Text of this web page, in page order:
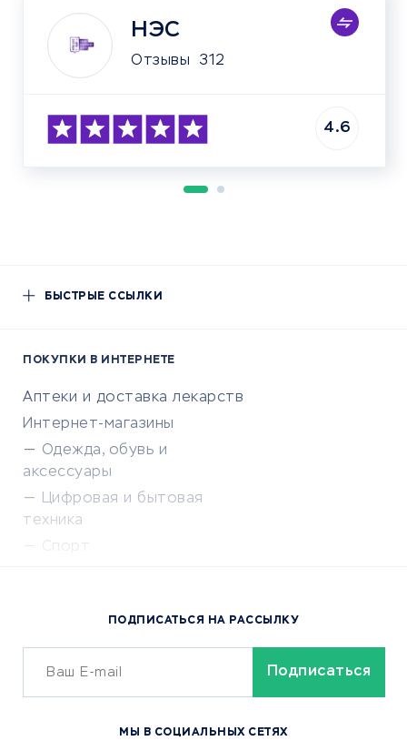
НЭС
Отзывы 312
4.6
БЫСТРЫЕ ССЫЛКИ
ПОКУПКИ В ИНТЕРНЕТЕ
Аптеки и доставка лекарств
Интернет-магазины
Одежда, обувь и
аксессуары
Цифровая и бытовая
техника
Спорт
Сервисы доставки
ОБУЧЕНИЕ И РАБОТА
ПОДПИСАТЬСЯ НА РАССЫЛКУ
МЫ В СОЦИАЛЬНЫХ СЕТЯХ